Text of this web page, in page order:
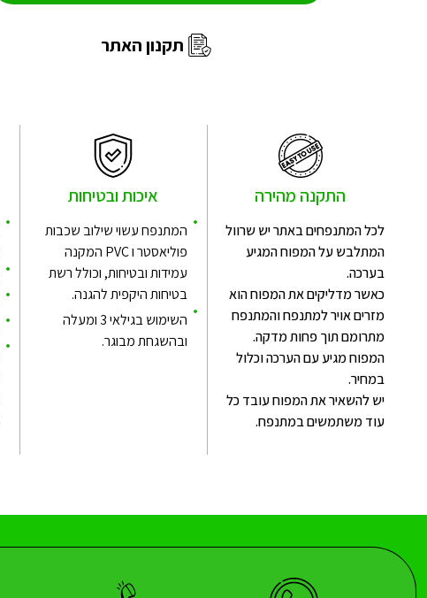
תקנון האתר
התקנה מהירה
לכל המתנפחים באתר יש שרוול
המתלבש על המפוח המגיע
בערכה.
כאשר מדליקים את המפוח הוא
מזרים אויר למתנפח והמתנפח
מתרומם תוך פחות מדקה.
המפוח מגיע עם הערכה וכלול
במחיר.
יש להשאיר את המפוח עובד כל
עוד משתמשים במתנפח.
איכות ובטיחות
המתנפח עשוי שילוב שכבות
פוליאסטר ו PVC המקנה
עמידות ובטיחות, וכולל רשת
בטיחות היקפית להגנה.
השימוש בגילאי 3 ומעלה
ובהשגחת מבוגר.